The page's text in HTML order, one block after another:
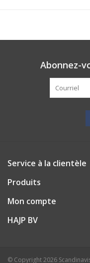
Abonnez-
Service à la clientèle
Produits
Mon compte
HAJP BV
© Copyright 2026